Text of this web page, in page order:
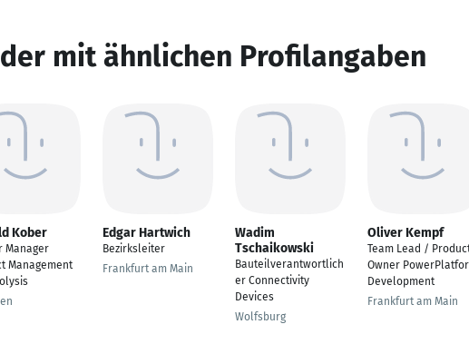
mit ähnlichen Profilangaben
Kober
Manager
Management
Edgar Hartwich
Bezirksleiter
Frankfurt am Main
Wadim
Tschaikowski
Bauteilverantwortlich
er Connectivity
Devices
Wolfsburg
Oliver Kempf
Team Lead /
Owner
Development
Frankfurt am Main